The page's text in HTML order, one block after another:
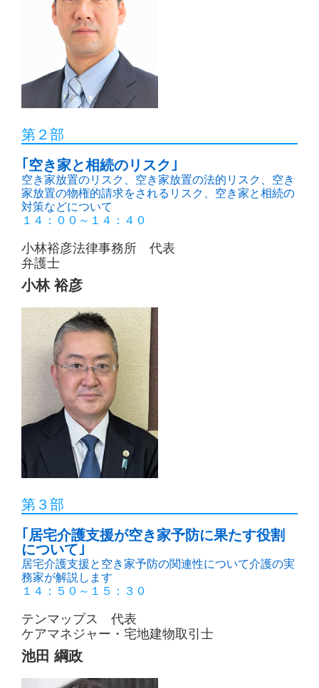
第２部
｢空き家と相続のリスク｣
空き家放置のリスク、空き家放置の法的リスク、空き
家放置の物権的請求をされるリスク、空き家と相続の
対策などについて
１４：００～１４：４０
小林裕彦法律事務所 代表
弁護士
小林 裕彦
第３部
｢居宅介護支援が空き家予防に果たす役割
について｣
居宅介護支援と空き家予防の関連性について介護の実
務家が解説します
１４：５０～１５：３０
テンマップス 代表
ケアマネジャー・宅地建物取引士
池田 綱政